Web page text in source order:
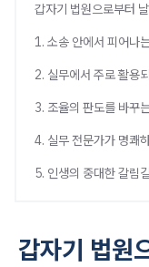
갑자기 법원으로부터
1. 소송 안에서 피어나
2. 실무에서 주로 활용
3. 조율의 판도를 바꾸
4. 실무 전문가가 명쾌
5. 인생의 중대한 갈림
갑자기 법원